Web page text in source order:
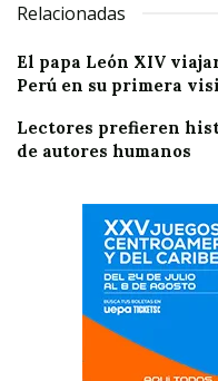
Relacionadas
El papa León XIV
Perú en su primera
Lectores prefieren
de autores humanos